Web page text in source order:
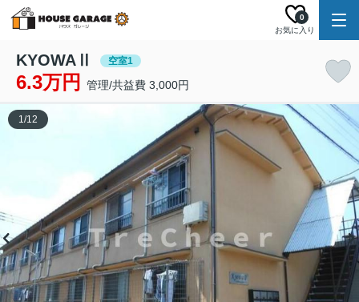
お気に入り
0
KYOWAⅡ 空室1
6.3万円 管理/共益費 3,000円
1/12